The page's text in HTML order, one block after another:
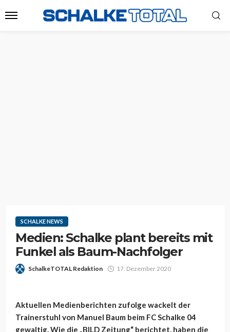
SCHALKE NEWS
Medien: Schalke plant bereits mit
Funkel als Baum-Nachfolger
SchalkeTOTAL Redaktion 17. Dezember 2020
Aktuellen Medienberichten zufolge wackelt der
Trainerstuhl von Manuel Baum beim FC Schalke 04
gewaltig. Wie die „BILD Zeitung“ berichtet, haben die